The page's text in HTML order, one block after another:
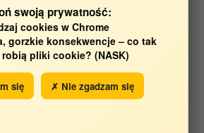
i Fizjologii Zwierząt
w latach:
2015
swoją prywatność:
cookies w Chrome
gorzkie konsekwencje – co tak
pliki cookie? (NASK)
się ✗ Nie zgadzam się